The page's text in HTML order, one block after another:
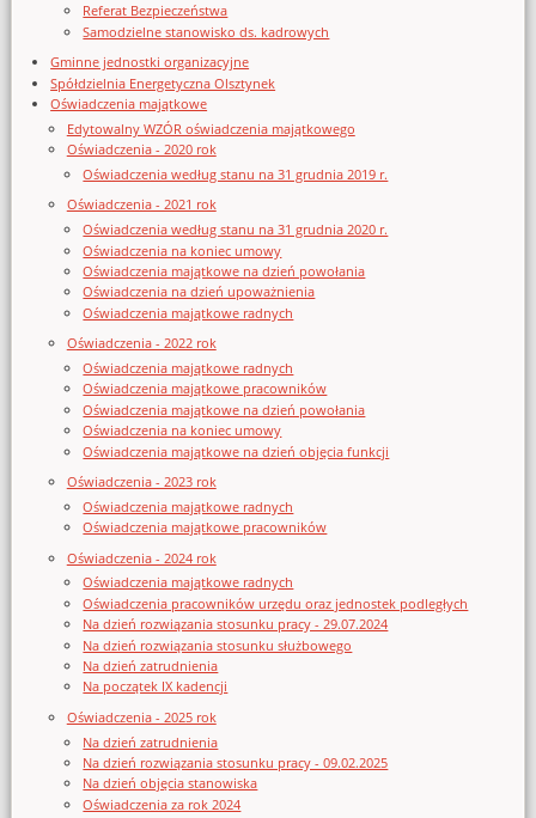
Referat Bezpieczeństwa
Samodzielne stanowisko ds. kadrowych
Gminne jednostki organizacyjne
Spółdzielnia Energetyczna Olsztynek
Oświadczenia majątkowe
Edytowalny WZÓR oświadczenia majątkowego
Oświadczenia - 2020 rok
Oświadczenia według stanu na 31 grudnia 2019 r.
Oświadczenia - 2021 rok
Oświadczenia według stanu na 31 grudnia 2020 r.
Oświadczenia na koniec umowy
Oświadczenia majątkowe na dzień powołania
Oświadczenia na dzień upoważnienia
Oświadczenia majątkowe radnych
Oświadczenia - 2022 rok
Oświadczenia majątkowe radnych
Oświadczenia majątkowe pracowników
Oświadczenia majątkowe na dzień powołania
Oświadczenia na koniec umowy
Oświadczenia majątkowe na dzień objęcia funkcji
Oświadczenia - 2023 rok
Oświadczenia majątkowe radnych
Oświadczenia majątkowe pracowników
Oświadczenia - 2024 rok
Oświadczenia majątkowe radnych
Oświadczenia pracowników urzędu oraz jednostek podległych
Na dzień rozwiązania stosunku pracy - 29.07.2024
Na dzień rozwiązania stosunku służbowego
Na dzień zatrudnienia
Na początek IX kadencji
Oświadczenia - 2025 rok
Na dzień zatrudnienia
Na dzień rozwiązania stosunku pracy - 09.02.2025
Na dzień objęcia stanowiska
Oświadczenia za rok 2024